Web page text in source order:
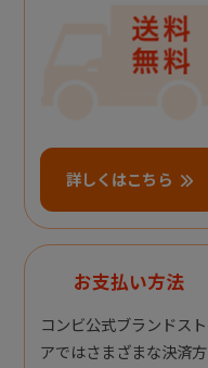
詳しくはこちら
お支払い方法
コンビ公式ブランドスト
アではさまざまな決済方